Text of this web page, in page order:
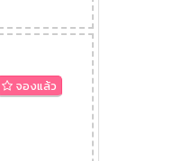
จองแล้ว